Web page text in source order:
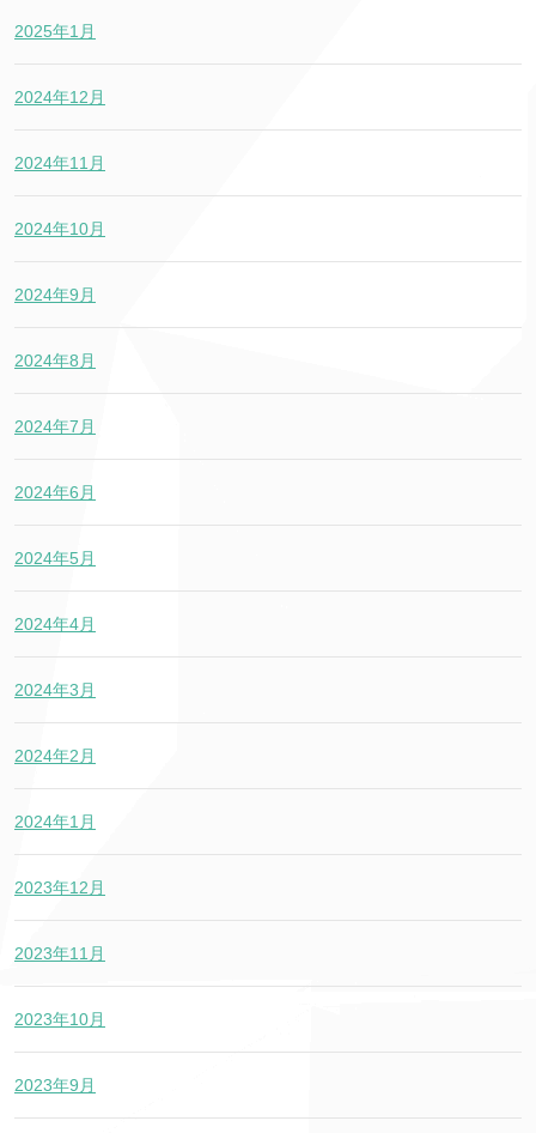
2025年1月
2024年12月
2024年11月
2024年10月
2024年9月
2024年8月
2024年7月
2024年6月
2024年5月
2024年4月
2024年3月
2024年2月
2024年1月
2023年12月
2023年11月
2023年10月
2023年9月